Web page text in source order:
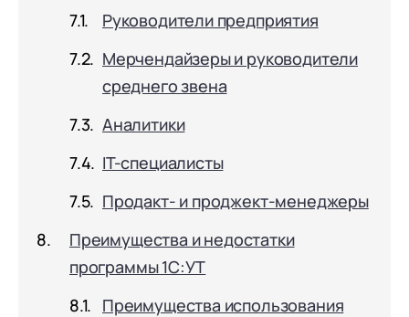
Руководители предприятия
Мерчендайзеры и руководители
среднего звена
Аналитики
IT-специалисты
Продакт- и проджект-менеджеры
Преимущества и недостатки
программы 1С:УТ
Преимущества использования
Управление взаимоотношениями
с клиентами (CRM)
1С:CRM
Лицензии 1С
1С-ЭДО
1С:Контрагент
1С-Отчетность
1С:Фреш
Доки 1С